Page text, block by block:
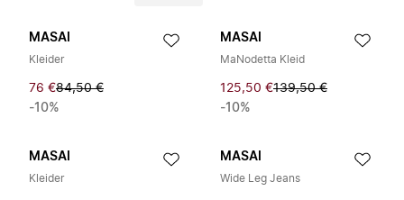
MASAI
Kleider
76 €84,50 €
-10%
MASAI
MaNodetta Kleid
125,50 €139,50 €
-10%
MASAI
Kleider
MASAI
Wide Leg Jeans